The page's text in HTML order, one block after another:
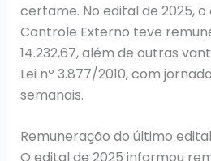
certame. No edital de 2025,
Controle Externo teve
14.232,67, além de outras
Lei nº 3.877/2010, com
semanais.
Remuneração do último edital